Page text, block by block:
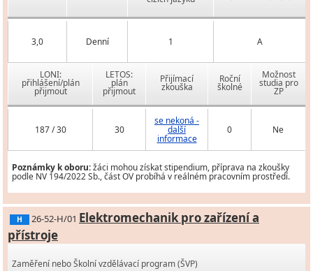
3,0 Denní 1 A
LONI:
přihlášení/plán
přijmout
LETOS:
plán
přijmout
Přijímací
zkouška
Roční
školné
Možnost
studia pro
ZP
187 / 30 30
se nekoná -
další
informace
0 Ne
Poznámky k oboru:žáci mohou získat stipendium, příprava na zkoušky
podle NV 194/2022 Sb., část OV probíhá v reálném pracovním prostředí.
H 26-52-H/01 Elektromechanik pro zařízení a
přístroje
Zaměření nebo Školní vzdělávací program (ŠVP)